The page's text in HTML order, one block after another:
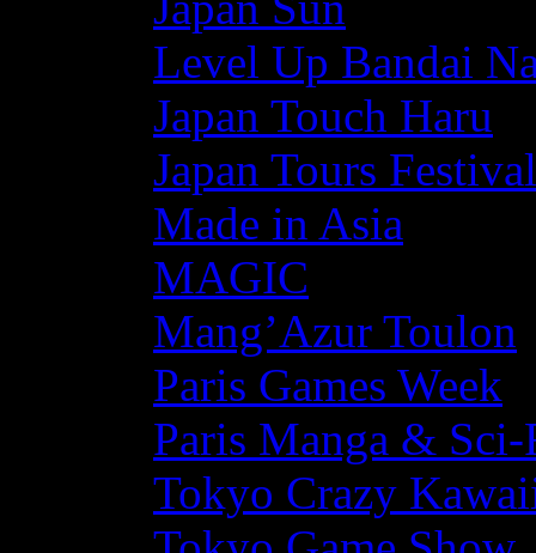
Level Up Bandai
Japan Touch Haru
Japan Tours Festival
Made in Asia
MAGIC
Mang’Azur Toulon
Paris Games Week
Paris Manga &
Tokyo Crazy